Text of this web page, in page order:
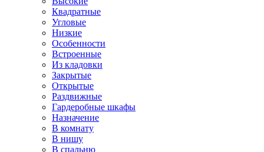
Квадратные
Угловые
Низкие
Особенности
Встроенные
Из кладовки
Закрытые
Открытые
Раздвижные
Гардеробные шкафы
Назначение
В комнату
В нишу
В спальню